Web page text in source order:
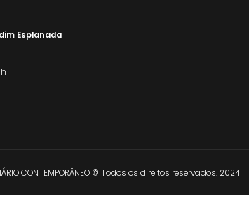
Esplanada
CONTEMPORÂNEO © Todos os direitos reservados. 2024